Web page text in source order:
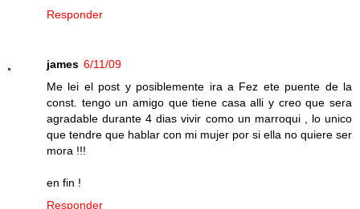
Responder
james 6/11/09
Me lei el post y posiblemente ira a Fez ete puente de la
const. tengo un amigo que tiene casa alli y creo que sera
agradable durante 4 dias vivir como un marroqui , lo unico
que tendre que hablar con mi mujer por si ella no quiere ser
mora !!!
en fin !
Responder